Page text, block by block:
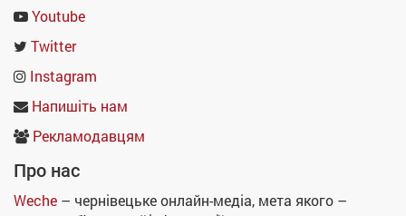
Youtube
Twitter
Instagram
Напишіть нам
Рекламодавцям
Про нас
Weche – чернівецьке онлайн-медіа, мета якого –